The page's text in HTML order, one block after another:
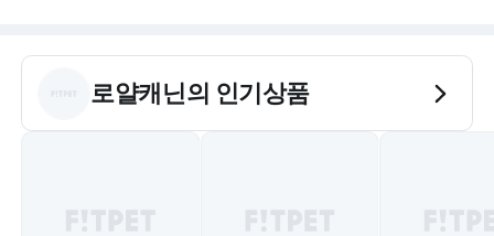
로얄캐닌의 인기상품